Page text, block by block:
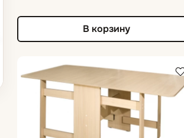
В корзину